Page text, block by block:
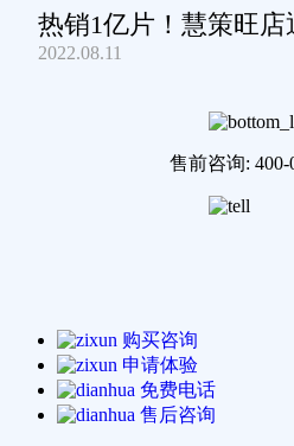
热销1亿片！慧策旺
通关家庭牛排圈~
2022.08.11
售前咨询: 400-
购买咨询
申请体验
免费电话
售后咨询